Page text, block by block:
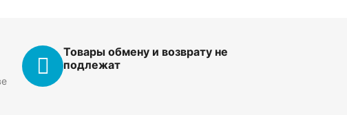
Товары обмену и возврату не
подлежат